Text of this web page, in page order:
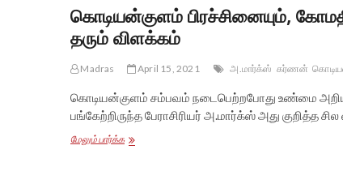
கொடியன்குளம் பிரச்சினையும்,
தரும் விளக்கம்
Madras April 15, 2021 அ.மார்க்ஸ் கர்ணன்
கொடியன்குளம் சம்பவம் நடைபெற்றபோது உண்மை
பங்கேற்றிருந்த பேராசிரியர் அ.மார்க்ஸ் அது குறித்த
மேலும் பார்க்ககொடியன்குளம்